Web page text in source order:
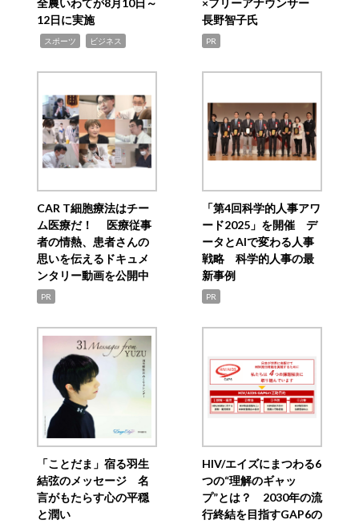
全農いわてが8月10日～
12日に実施
スポーツ ビジネス
×フリーアナウンサー
長野智子氏
PR
CAR T細胞療法はチー
ム医療だ！ 医療従事
者の情熱、患者さんの
思いを伝えるドキュメ
ンタリー動画を公開中
PR
「第4回科学的人事アワ
ード2025」を開催 デ
ータとAIで変わる人事
戦略 科学的人事の最
新事例
PR
「ことだま」宿る羽生
結弦のメッセージ 名
言がもたらす心の平穏
と潤い
HIV/エイズにまつわる6
つの“理解のギャッ
プ”とは？ 2030年の流
行終結を目指すGAP6の